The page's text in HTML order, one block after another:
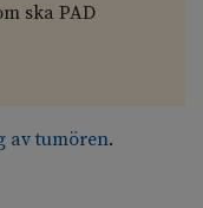
ska PAD
av tumören.